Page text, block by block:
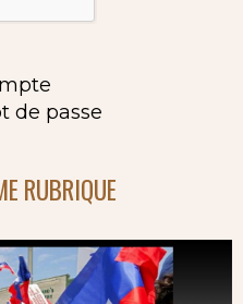
de passe
RUBRIQUE